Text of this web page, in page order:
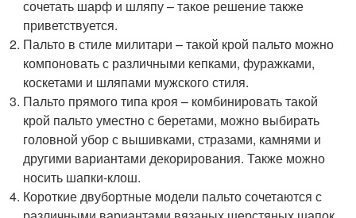
сочетать шарф и шляпу – такое решение также
приветствуется.
Пальто в стиле милитари – такой крой пальто можно
компоновать с различными кепками, фуражками,
коскетами и шляпами мужского стиля.
Пальто прямого типа кроя – комбинировать такой
крой пальто уместно с беретами, можно выбирать
головной убор с вышивками, стразами, камнями и
другими вариантами декорирования. Также можно
носить шапки-клош.
Короткие двубортные модели пальто сочетаются с